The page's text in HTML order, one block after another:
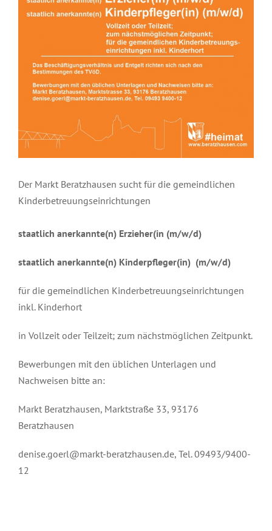
Der Markt Beratzhausen sucht für die gemeindlichen
Kinderbetreuungseinrichtungen
staatlich anerkannte(n) Erzieher(in (m/w/d)
staatlich anerkannte(n) Kinderpfleger(in) (m/w/d)
für die gemeindlichen Kinderbetreuungseinrichtungen
inkl. Kinderhort
in Vollzeit oder Teilzeit; zum nächstmöglichen Zeitpunkt.
Bewerbungen mit den üblichen Unterlagen und
Nachweisen bitte an:
Markt Beratzhausen, Marktstraße 33, 93176
Beratzhausen
denise.goerl@markt-beratzhausen.de, Tel. 09493/9400-
12